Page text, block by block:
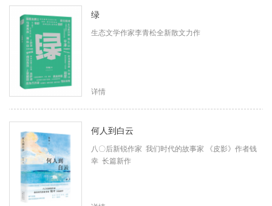
绿
生态文学作家李青松全新散文力作
详情
何人到白云
八〇后新锐作家 我们时代的故事家 《皮影》作者钱
幸 长篇新作